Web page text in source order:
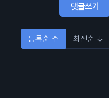
댓글쓰기
등록순 ↑ 최신순 ↓